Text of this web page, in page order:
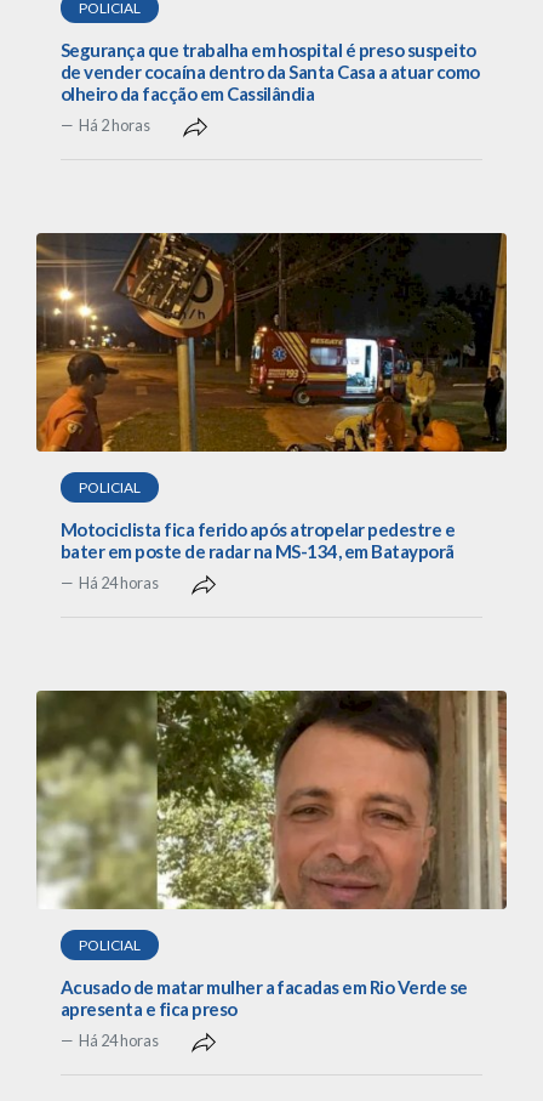
POLICIAL
Segurança que trabalha em hospital é preso suspeito
de vender cocaína dentro da Santa Casa a atuar como
olheiro da facção em Cassilândia
Há 2 horas
POLICIAL
Motociclista fica ferido após atropelar pedestre e
bater em poste de radar na MS-134, em Batayporã
Há 24 horas
POLICIAL
Acusado de matar mulher a facadas em Rio Verde se
apresenta e fica preso
Há 24 horas